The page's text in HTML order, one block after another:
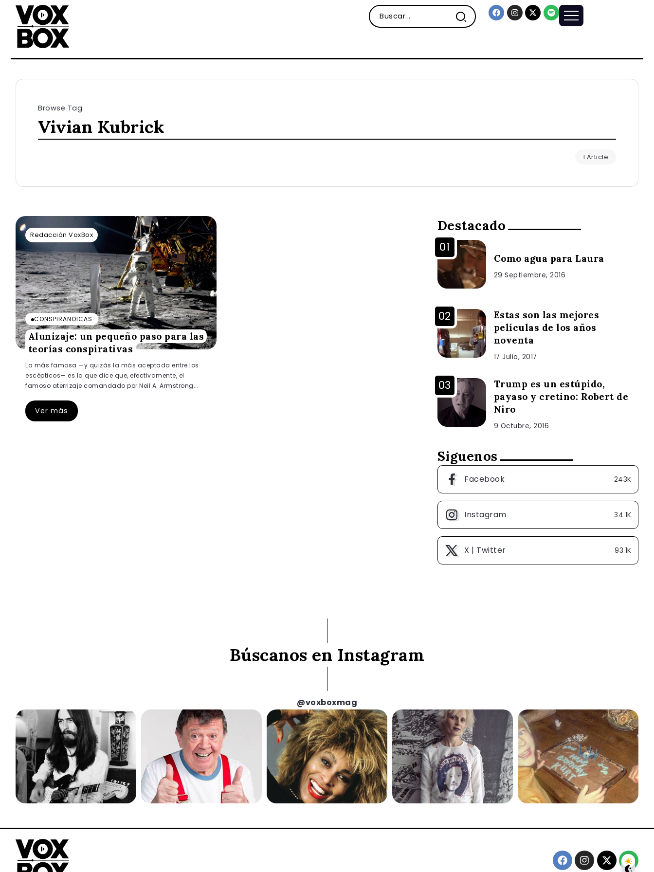
Browse Tag
Vivian Kubrick
1 Article
Redacción VoxBox
CONSPIRANOICAS
Alunizaje: un pequeño paso para las
teorías conspirativas
La más famosa —y quizás la más aceptada entre los
escépticos— es la que dice que, efectivamente, el
famoso aterrizaje comandado por Neil A. Armstrong...
Ver más
Destacado
Como agua para Laura
29 Septiembre, 2016
Estas son las mejores
películas de los años
noventa
17 Julio, 2017
Trump es un estúpido,
payaso y cretino: Robert de
Niro
9 Octubre, 2016
Siguenos
Facebook 243K
Instagram 34.1K
X | Twitter 93.1K
Búscanos en Instagram
@voxboxmag